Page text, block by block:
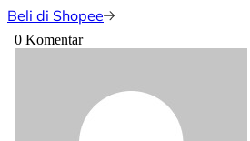
Beli di Shopee